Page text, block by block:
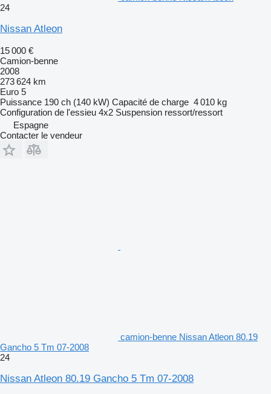
24
Nissan Atleon
15 000 €
Camion-benne
2008
273 624 km
Euro 5
Puissance 190 ch (140 kW) Capacité de charge 4 010 kg
Configuration de l'essieu 4x2 Suspension ressort/ressort
Espagne
Contacter le vendeur
camion-benne Nissan Atleon 80.19
Gancho 5 Tm 07-2008
24
Nissan Atleon 80.19 Gancho 5 Tm 07-2008